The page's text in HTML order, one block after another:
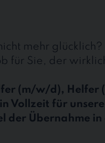
mehr
für Sie, der
(m/w/d), Helfer
Vollzeit für
der Übernahme in